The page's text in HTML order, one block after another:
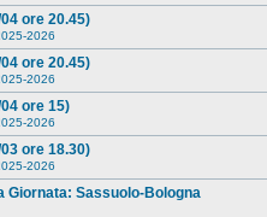
ore 20.45)
2026
ore 20.45)
2026
ore 15)
2026
ore 18.30)
2026
Giornata: Sassuolo-Bologna